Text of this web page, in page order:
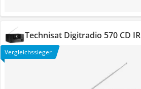
Technisat Digitradio 570 CD IR
Vergleichssieger